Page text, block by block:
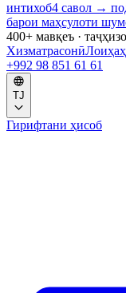
интихоб4 савол →
барои маҳсулоти
400+ мавқеъ ·
Хизматрасонӣ
+992 98 851 61 61
TJ
Гирифтани ҳисоб